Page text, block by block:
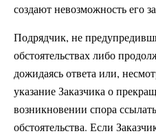
создают невозможность его
Подрядчик, не
обстоятельствах либо
дожидаясь ответа или,
указание Заказчика о
возникновении спора
обстоятельства. Если